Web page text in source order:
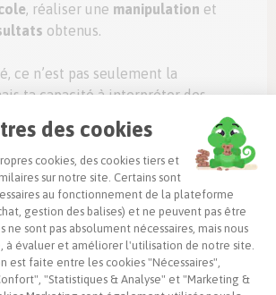
des cookies
cookies, des cookies tiers et
sur notre site. Certains sont
au fonctionnement de la plateforme
gestion des balises) et ne peuvent pas être
ne sont pas absolument nécessaires, mais nous
à évaluer et améliorer l'utilisation de notre site.
est faite entre les cookies "Nécessaires",
"Statistiques & Analyse" et "Marketing &
, réaliser une manipulation et
obtenus.
ce n’est pas seulement la
ta capacité à interpréter des
de l’épreuve est détaillée dans
.
correcteurs
dans ta copie
(sciences de la vie et de la Terre), les
les mêmes types de compétences